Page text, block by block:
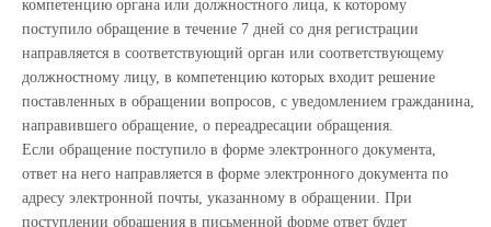
компетенцию органа или должностного лица, к которому
поступило обращение в течение 7 дней со дня регистрации
направляется в соответствующий орган или соответствующему
должностному лицу, в компетенцию которых входит решение
поставленных в обращении вопросов, с уведомлением гражданина,
направившего обращение, о переадресации обращения.
Если обращение поступило в форме электронного документа,
ответ на него направляется в форме электронного документа по
адресу электронной почты, указанному в обращении. При
поступлении обращения в письменной форме ответ будет